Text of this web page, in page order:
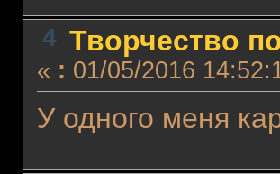
4 Творчество
« : 01/05/2016
У одного меня